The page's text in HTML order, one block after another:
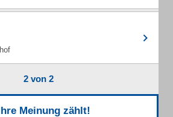
2 von 2
Meinung zählt!